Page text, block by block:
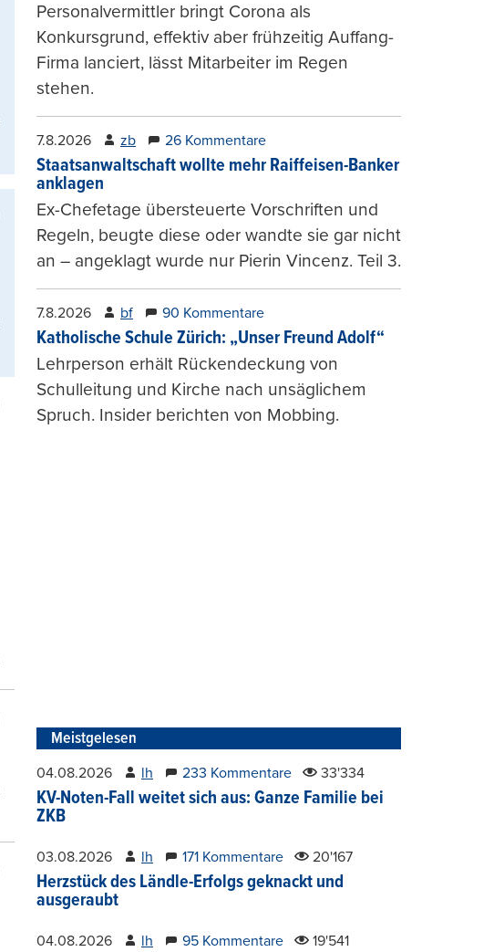
Personalvermittler bringt Corona als
Konkursgrund, effektiv aber frühzeitig Auffang-
Firma lanciert, lässt Mitarbeiter im Regen
stehen.
7.8.2026 zb 26 Kommentare
Staatsanwaltschaft wollte mehr Raiffeisen-Banker
anklagen
Ex-Chefetage übersteuerte Vorschriften und
Regeln, beugte diese oder wandte sie gar nicht
an – angeklagt wurde nur Pierin Vincenz. Teil 3.
7.8.2026 bf 90 Kommentare
Katholische Schule Zürich: „Unser Freund Adolf“
Lehrperson erhält Rückendeckung von
Schulleitung und Kirche nach unsäglichem
Spruch. Insider berichten von Mobbing.
Meistgelesen
04.08.2026 lh 233 Kommentare 33'334
KV-Noten-Fall weitet sich aus: Ganze Familie bei
ZKB
03.08.2026 lh 171 Kommentare 20'167
Herzstück des Ländle-Erfolgs geknackt und
ausgeraubt
04.08.2026 lh 95 Kommentare 19'541